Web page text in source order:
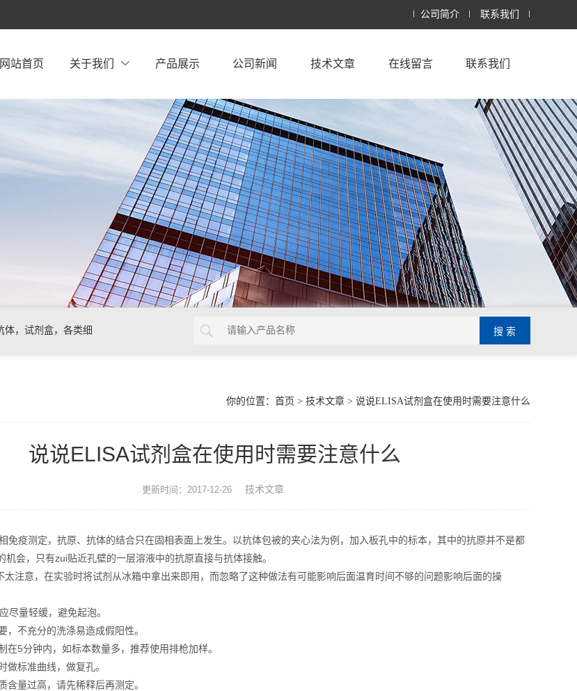
公司简介 联系我们
网站首页 关于我们 产品展示 公司新闻 技术文章 在线留言 联系我们
体，试剂盒，各类细
你的位置： 首页 > 技术文章> 说说ELISA试剂盒在使用时需要注意什么
说说ELISA试剂盒在使用时需要注意什么
更新时间：2017-12-26 技术文章
免疫测定，抗原、抗体的结合只在固相表面上发生。以抗体包被的夹心法为例，加入板孔中的标本，其中的抗原并不是都
机会，只有zui贴近孔壁的一层溶液中的抗原直接与抗体接触。
意，在实验时将试剂从冰箱中拿出来即用，而忽略了这种做法有可能影响后面温育时间不够的问题影响后面的操
量轻缓，避免起泡。
不充分的洗涤易造成假阳性。
5分钟内，如标本数量多，推荐使用排枪加样。
标准曲线，做复孔。
量过高，请先稀释后再测定。